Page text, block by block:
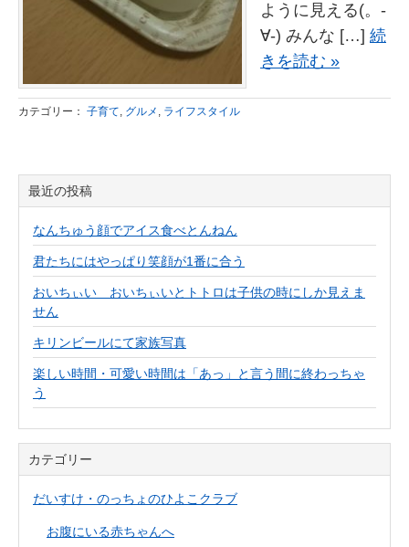
ように見える(。-
∀-) みんな […] 続
きを読む »
カテゴリー： 子育て, グルメ , ライフスタイル
最近の投稿
なんちゅう顔でアイス食べとんねん
君たちにはやっぱり笑顔が1番に合う
おいちぃい おいちぃいとトトロは子供の時にしか見えま
せん
キリンビールにて家族写真
楽しい時間・可愛い時間は「あっ」と言う間に終わっちゃ
う
カテゴリー
だいすけ・のっちょのひよこクラブ
お腹にいる赤ちゃんへ